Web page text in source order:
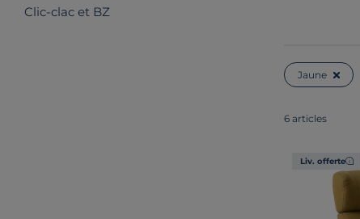
Clic-clac et BZ
Jaune
6 articles
Liv. offerte